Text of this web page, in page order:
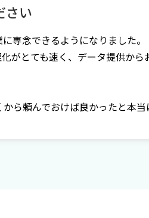
さい
専念できるようになりました。
がとても速く、データ提供か
ら頼んでおけば良かったと本当